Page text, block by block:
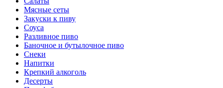
Мясные сеты
Закуски к пиву
Соуса
Разливное пиво
Баночное и бутылочное пиво
Снеки
Напитки
Крепкий алкоголь
Десерты